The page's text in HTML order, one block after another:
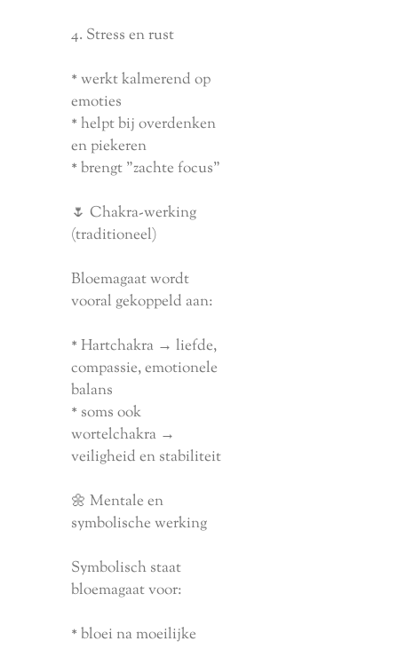
4. Stress en rust
* werkt kalmerend op
emoties
* helpt bij overdenken
en piekeren
* brengt "zachte focus"
🌷 Chakra-werking
(traditioneel)
Bloemagaat wordt
vooral gekoppeld aan:
* Hartchakra → liefde,
compassie, emotionele
balans
* soms ook
wortelchakra →
veiligheid en stabiliteit
🌼 Mentale en
symbolische werking
Symbolisch staat
bloemagaat voor:
* bloei na moeilijke